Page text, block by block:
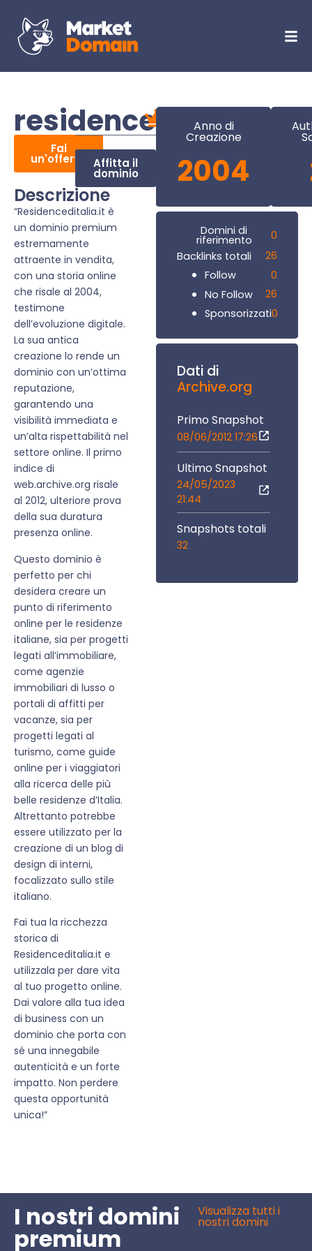
residenceditalia.it
Fai
un'offerta Affitta il
dominio
Descrizione
“Residenceditalia.it è
un dominio premium
estremamente
attraente in vendita,
con una storia online
che risale al 2004,
testimone
dell’evoluzione digitale.
La sua antica
creazione lo rende un
dominio con un’ottima
reputazione,
garantendo una
visibilità immediata e
un’alta rispettabilità nel
settore online. Il primo
indice di
web.archive.org risale
al 2012, ulteriore prova
della sua duratura
presenza online.
Questo dominio è
perfetto per chi
desidera creare un
punto di riferimento
online per le residenze
italiane, sia per progetti
legati all’immobiliare,
come agenzie
immobiliari di lusso o
portali di affitti per
vacanze, sia per
progetti legati al
turismo, come guide
online per i viaggiatori
alla ricerca delle più
belle residenze d’Italia.
Altrettanto potrebbe
essere utilizzato per la
creazione di un blog di
design di interni,
focalizzato sullo stile
italiano.
Fai tua la ricchezza
storica di
Residenceditalia.it e
utilizzala per dare vita
al tuo progetto online.
Dai valore alla tua idea
di business con un
dominio che porta con
sé una innegabile
autenticità e un forte
impatto. Non perdere
questa opportunità
unica!”
Anno di
Creazione
2004
Domini di
riferimento
0
Backlinks totali
26
Follow
0
No Follow
26
Sponsorizzati0
Dati di
Archive.org
Primo Snapshot
08/06/2012 17:26
Ultimo Snapshot
24/05/2023
21:44
Snapshots totali
32
I nostri domini
premium
Visualizza tutti i
nostri domini